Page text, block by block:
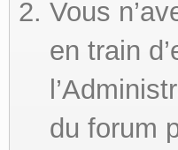
Vous
en train
du forum